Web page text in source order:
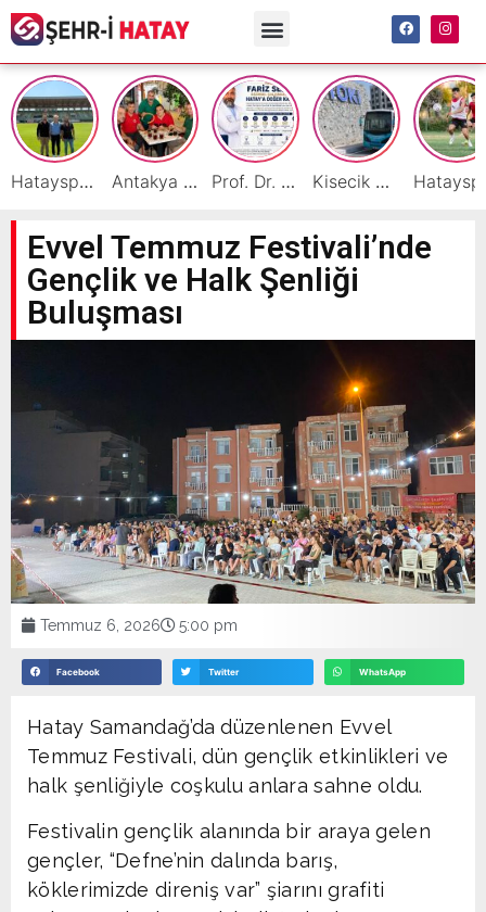
Hatayspor İç Saha Maçlarını Reyhanlı’da Oynamaya Hazırlanıyor Antakya Simidi Türkiye’nin Lezzet Zirvesinde Prof. Dr. Fariz Selimli, Uluslararası Başarılarıyla Hatay’a Değer Katıyor Kisecik TOKİ’lere Toplu Ulaşım Hizmeti Başladı
Evvel Temmuz Festivali’nde
Gençlik ve Halk Şenliği
Buluşması
Temmuz 6, 2026 5:00 pm
Facebook Twitter WhatsApp
Hatay Samandağ’da düzenlenen Evvel
Temmuz Festivali, dün gençlik etkinlikleri ve
halk şenliğiyle coşkulu anlara sahne oldu.
Festivalin gençlik alanında bir araya gelen
gençler, “Defne’nin dalında barış,
köklerimizde direniş var” şiarını grafiti